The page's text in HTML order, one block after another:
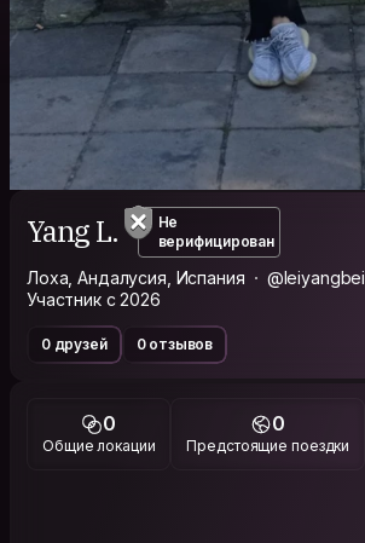
Yang L.
Не
верифицирован
Лоха, Андалусия, Испания
@leiyangbei
Участник с 2026
0 друзей 0 отзывов
0
Общие локации
0
Предстоящие поездки